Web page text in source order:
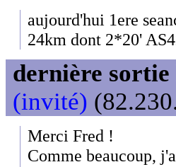
aujourd'hui 1ere
24km dont 2*20'
dernière
(invité)
Merci Fred !
Comme beaucoup,